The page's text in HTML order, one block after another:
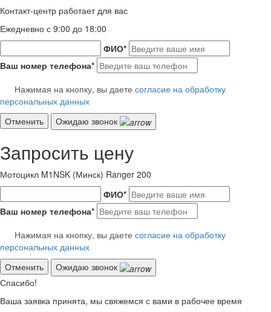
Контакт-центр работает для вас
Ежедневно с 9:00 до 18:00
ФИО*
Ваш номер телефона*
Нажимая на кнопку, вы даете согласие на обработку
персональных данных
Отменить
Ожидаю звонок
Запросить цену
Мотоцикл M1NSK (Минск) Ranger 200
ФИО*
Ваш номер телефона*
Нажимая на кнопку, вы даете согласие на обработку
персональных данных
Отменить
Ожидаю звонок
Спасибо!
Ваша заявка принята, мы свяжемся с вами в рабочее время